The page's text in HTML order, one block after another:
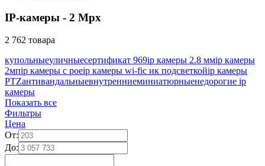
IP-камеры - 2 Mpx
2 762 товара
купольныеуличныесертификат 969ip камеры 2.8 ммip камеры
2мпip камеры с poeip камеры wi-fiс ик подсветкойip камеры
PTZантивандальныевнутренниеминиатюрныенедорогие ip
камеры
Показать все
Фильтры
Цена
От:
До: